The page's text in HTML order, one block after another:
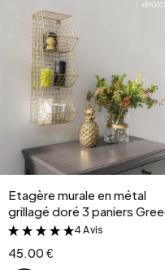
Etagère murale en métal
grillagé doré 3 paniers
&
4 Avis
45.00 €